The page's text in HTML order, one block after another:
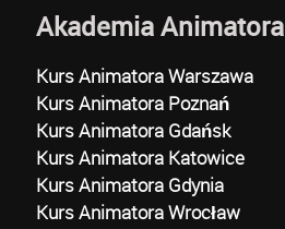
Akademia Animatora
Kurs Animatora Warszawa
Kurs Animatora Poznań
Kurs Animatora Gdańsk
Kurs Animatora Katowice
Kurs Animatora Gdynia
Kurs Animatora Wrocław